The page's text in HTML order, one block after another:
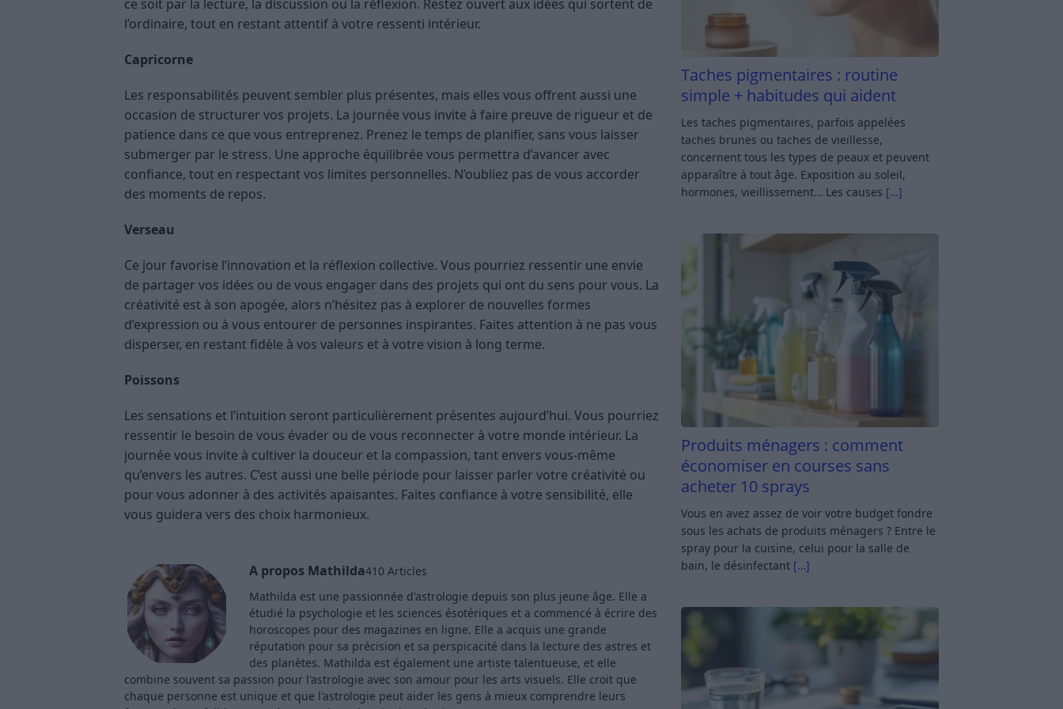
ce soit par la lecture, la discussion ou la réflexion. Restez ouvert aux idées qui sortent de
l’ordinaire, tout en restant attentif à votre ressenti intérieur.
Capricorne
Les responsabilités peuvent sembler plus présentes, mais elles vous offrent aussi une
occasion de structurer vos projets. La journée vous invite à faire preuve de rigueur et de
patience dans ce que vous entreprenez. Prenez le temps de planifier, sans vous laisser
submerger par le stress. Une approche équilibrée vous permettra d’avancer avec
confiance, tout en respectant vos limites personnelles. N’oubliez pas de vous accorder
des moments de repos.
Verseau
Ce jour favorise l’innovation et la réflexion collective. Vous pourriez ressentir une envie
de partager vos idées ou de vous engager dans des projets qui ont du sens pour vous. La
créativité est à son apogée, alors n’hésitez pas à explorer de nouvelles formes
d’expression ou à vous entourer de personnes inspirantes. Faites attention à ne pas vous
disperser, en restant fidèle à vos valeurs et à votre vision à long terme.
Poissons
Les sensations et l’intuition seront particulièrement présentes aujourd’hui. Vous pourriez
ressentir le besoin de vous évader ou de vous reconnecter à votre monde intérieur. La
journée vous invite à cultiver la douceur et la compassion, tant envers vous-même
qu’envers les autres. C’est aussi une belle période pour laisser parler votre créativité ou
pour vous adonner à des activités apaisantes. Faites confiance à votre sensibilité, elle
vous guidera vers des choix harmonieux.
A propos Mathilda410 Articles
Mathilda est une passionnée d'astrologie depuis son plus jeune âge. Elle a
étudié la psychologie et les sciences ésotériques et a commencé à écrire des
horoscopes pour des magazines en ligne. Elle a acquis une grande
réputation pour sa précision et sa perspicacité dans la lecture des astres et
des planètes. Mathilda est également une artiste talentueuse, et elle
combine souvent sa passion pour l'astrologie avec son amour pour les arts visuels. Elle croit que
chaque personne est unique et que l'astrologie peut aider les gens à mieux comprendre leurs
Taches pigmentaires : routine
simple + habitudes qui aident
Les taches pigmentaires, parfois appelées
taches brunes ou taches de vieillesse,
concernent tous les types de peaux et peuvent
apparaître à tout âge. Exposition au soleil,
hormones, vieillissement… Les causes […]
Produits ménagers : comment
économiser en courses sans
acheter 10 sprays
Vous en avez assez de voir votre budget fondre
sous les achats de produits ménagers ? Entre le
spray pour la cuisine, celui pour la salle de
bain, le désinfectant […]